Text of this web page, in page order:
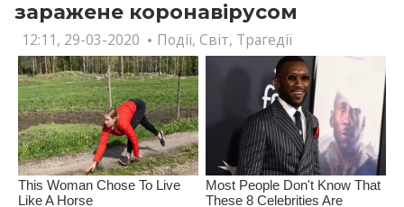
заражене коронавірусом
12:11, 29-03-2020 Події, Світ, Трагедії